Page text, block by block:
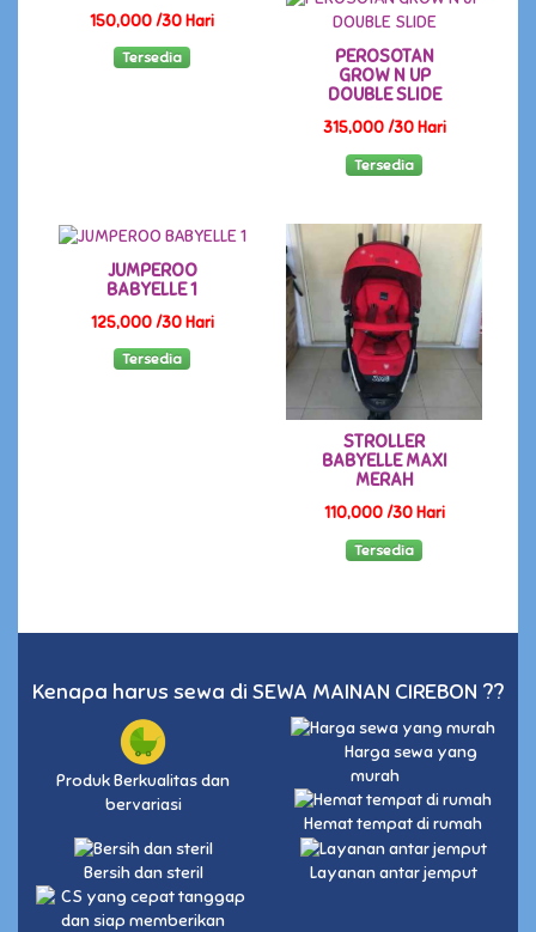
150,000 /30 Hari
Tersedia
PEROSOTAN
GROW N UP
DOUBLE SLIDE
315,000 /30 Hari
Tersedia
JUMPEROO
BABYELLE 1
125,000 /30 Hari
Tersedia
STROLLER
BABYELLE MAXI
MERAH
110,000 /30 Hari
Tersedia
Kenapa harus sewa di SEWA MAINAN CIREBON ??
Produk Berkualitas dan
bervariasi
Harga sewa yang
murah
Hemat tempat di rumah
Bersih dan steril Layanan antar jemput